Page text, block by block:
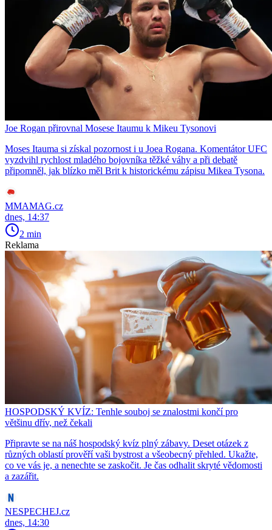
Joe Rogan přirovnal Mosese Itaumu k Mikeu Tysonovi
Moses Itauma si získal pozornost i u Joea Rogana. Komentátor UFC
vyzdvihl rychlost mladého bojovníka těžké váhy a při debatě
připomněl, jak blízko měl Brit k historickému zápisu Mikea Tysona.
MMAMAG.cz
dnes, 14:37
2 min
Reklama
HOSPODSKÝ KVÍZ: Tenhle souboj se znalostmi končí pro
většinu dřív, než čekali
Připravte se na náš hospodský kvíz plný zábavy. Deset otázek z
různých oblastí prověří vaši bystrost a všeobecný přehled. Ukažte,
co ve vás je, a nenechte se zaskočit. Je čas odhalit skryté vědomosti
a zazářit.
NESPECHEJ.cz
dnes, 14:30